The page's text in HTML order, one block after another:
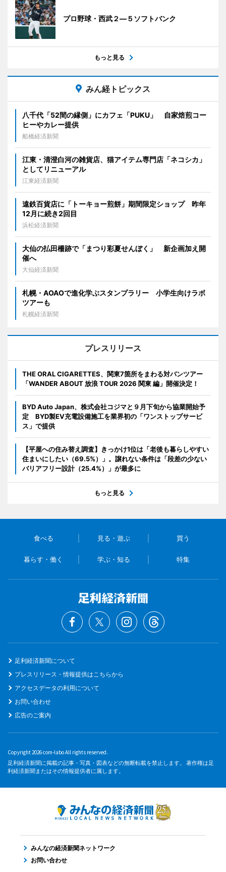
プロ野球・西武２―５ソフトバンク
もっと見る
みん経トピックス
八千代「52間の縁側」にカフェ「PUKU」 自家焙煎コー
ヒーやカレー提供
船橋経済新聞
江東・清澄白河の雑貨店、猫アイテム専門店「ネコシカ」
としてリニューアル
江東経済新聞
遠鉄百貨店に「トーキョー煎餅」期間限定ショップ 昨年
12月に続き2回目
浜松経済新聞
大仙の払田柵跡で「まつり彩夏せんぼく」 新企画加え開
催へ
大仙経済新聞
札幌・AOAOで進化学ぶスタンプラリー 小学生向けラボ
ツアーも
札幌経済新聞
プレスリリース
THE ORAL CIGARETTES、関東7箇所をまわる対バンツアー
「WANDER ABOUT 放浪 TOUR 2026 関東 編」開催決定！
BYD Auto Japan、株式会社コジマと９月下旬から協業開始予
定 BYD製EV充電設備施工を業界初の「ワンストップサービ
ス」で提供
【平屋への住み替え調査】きっかけ1位は「老後も暮らしやすい
住まいにしたい（69.5%）」。譲れない条件は「段差の少ない
バリアフリー設計（25.4%）」が最多に
もっと見る
食べる 見る・遊ぶ 買う
暮らす・働く 学ぶ・知る 特集
足利経済新聞について
プレスリリース・情報提供はこちらから
アクセスデータの利用について
お問い合わせ
広告のご案内
Copyright 2026 com-labo All rights reserved.
足利経済新聞に掲載の記事・写真・図表などの無断転載を禁止します。 著作権は足
利経済新聞またはその情報提供者に属します。
みんなの経済新聞ネットワーク
お問い合わせ